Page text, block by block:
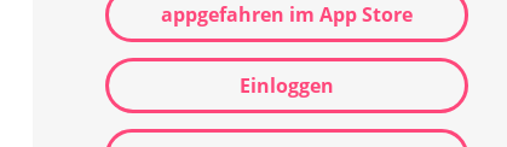
appgefahren im App Store
Einloggen